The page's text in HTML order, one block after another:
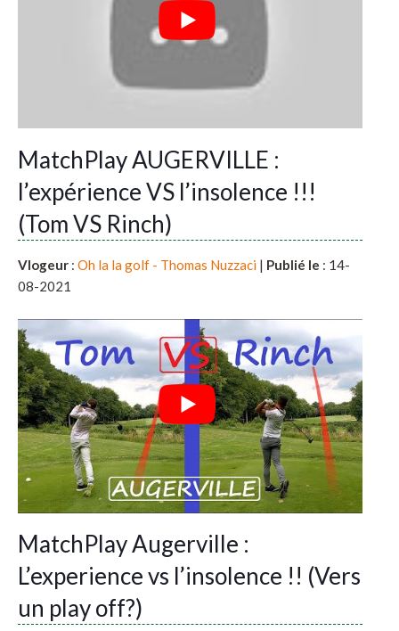
MatchPlay AUGERVILLE :
l’expérience VS l’insolence !!!
(Tom VS Rinch)
Vlogeur : Oh la la golf - Thomas Nuzzaci | Publié le : 14-
08-2021
MatchPlay Augerville :
L’experience vs l’insolence !! (Vers
un play off?)